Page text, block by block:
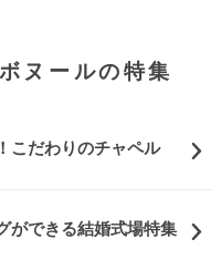
ヌールの特集
こだわりのチャペル
ができる結婚式場特集